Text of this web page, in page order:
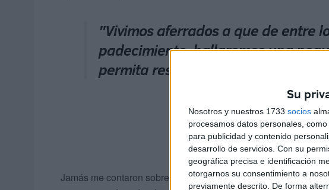
Su
Nosotros y nuestros 1733 socios
procesamos datos personales,
para publicidad y contenido
desarrollo de servicios. Con su
geográfica precisa e identificación
otorgarnos su consentimiento a
previamente descrito. De forma
"Vivimos aferrados a que de entre
padecimiento, hallaremos una
permita respirar, con eso es
Jamás me contaron sobre los torbellinos de sentimientos que